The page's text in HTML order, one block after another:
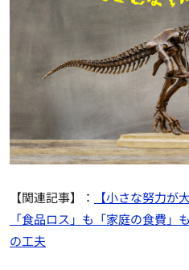
【関連記事】：
【小さな努力が
「食品ロス」も「家庭の食費」
の工夫